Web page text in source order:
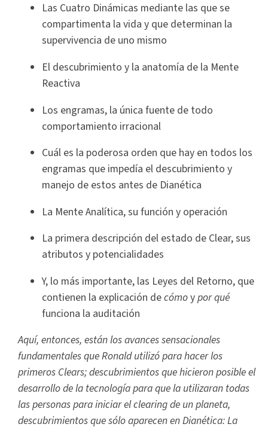
Las Cuatro Dinámicas mediante las que se
compartimenta la vida y que determinan la
supervivencia de uno mismo
El descubrimiento y la anatomía de la Mente
Reactiva
Los engramas, la única fuente de todo
comportamiento irracional
Cuál es la poderosa orden que hay en todos los
engramas que impedía el descubrimiento y
manejo de estos antes de Dianética
La Mente Analítica, su función y operación
La primera descripción del estado de Clear, sus
atributos y potencialidades
Y, lo más importante, las Leyes del Retorno, que
contienen la explicación decómoypor qué
funciona la auditación
Aquí, entonces, están los avances sensacionales
fundamentales que Ronald utilizó para hacer los
primeros Clears; descubrimientos que hicieron posible el
desarrollo de la tecnología para que la utilizaran todas
las personas para iniciar el clearing de un planeta,
descubrimientos que sólo aparecen en Dianética: La